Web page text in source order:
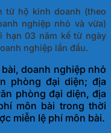
từ hộ kinh doanh (theo
nghiệp nhỏ và vừa)
hạn 03 năm kể từ ngày
nghiệp lần đầu.
doanh nghiệp nhỏ
phòng đại diện; địa
phòng đại diện, địa
môn bài trong thời
miễn lệ phí môn bài.